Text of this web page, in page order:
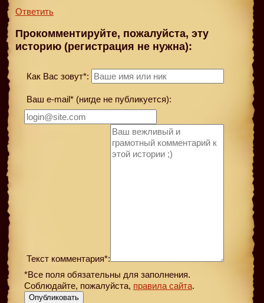
Ответить
Прокомментируйте, пожалуйста, эту
историю (регистрация не нужна):
Как Вас зовут*:
Ваш e-mail* (нигде не публикуется):
Текст комментария*:
*Все поля обязательны для заполнения.
Соблюдайте, пожалуйста, правила сайта.
Опубликовать